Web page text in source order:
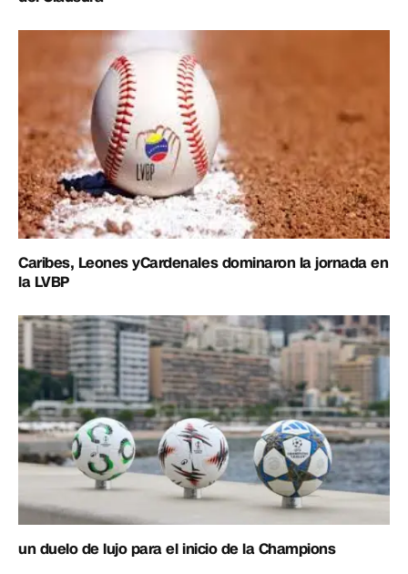
Caribes, Leones yCardenales dominaron la jornada en
la LVBP
un duelo de lujo para el inicio de la Champions